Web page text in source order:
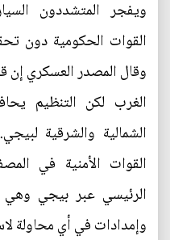
ويفجر المتشددون
القوات الحكومية دون
وقال المصدر العسكري
الغرب لكن التنظيم
الشمالية والشرقية
القوات الأمنية في
الرئيسي عبر بيجي
وإمدادات في أي محاولة